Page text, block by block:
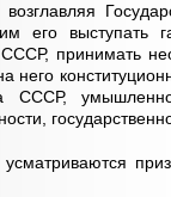
его выступать
СССР, принимать
него
СССР,